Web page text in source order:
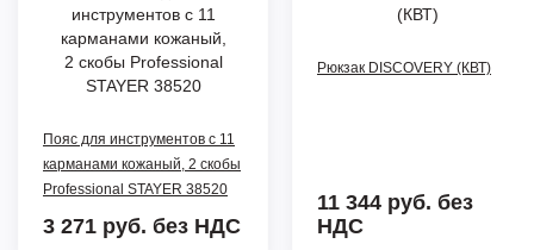
Пояс для инструментов с 11
карманами кожаный, 2 скобы
Professional STAYER 38520
3 271 руб. без НДС
Рюкзак DISCOVERY (КВТ)
11 344 руб. без
НДС